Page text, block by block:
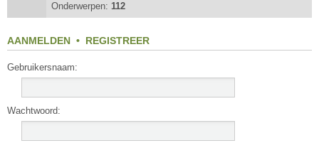
Onderwerpen: 112
AANMELDEN • REGISTREER
Gebruikersnaam:
Wachtwoord: